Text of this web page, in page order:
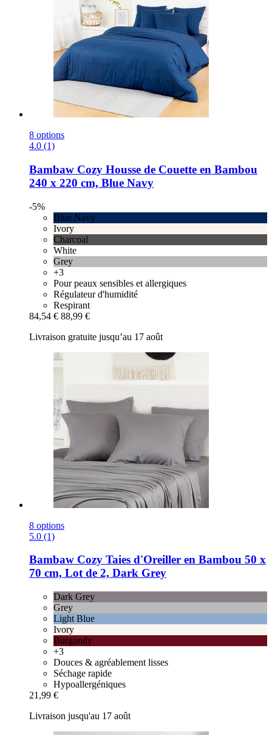
8 options
4.0 (1)
Bambaw Cozy Housse de Couette en Bambou
240 x 220 cm, Blue Navy
-5%
Blue Navy
Ivory
Charcoal
White
Grey
+3
Pour peaux sensibles et allergiques
Régulateur d'humidité
Respirant
84,54 € 88,99 €
Livraison gratuite jusqu’au 17 août
8 options
5.0 (1)
Bambaw Cozy Taies d'Oreiller en Bambou 50 x
70 cm, Lot de 2, Dark Grey
Dark Grey
Grey
Light Blue
Ivory
Burgundy
+3
Douces & agréablement lisses
Séchage rapide
Hypoallergéniques
21,99 €
Livraison jusqu'au 17 août